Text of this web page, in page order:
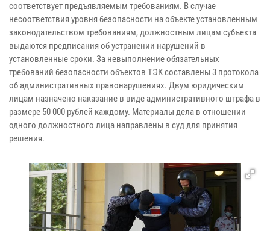
соответствует предъявляемым требованиям. В случае
несоответствия уровня безопасности на объекте установленным
законодательством требованиям, должностным лицам субъекта
выдаются предписания об устранении нарушений в
установленные сроки. За невыполнение обязательных
требований безопасности объектов ТЭК составлены 3 протокола
об административных правонарушениях. Двум юридическим
лицам назначено наказание в виде административного штрафа в
размере 50 000 рублей каждому. Материалы дела в отношении
одного должностного лица направлены в суд для принятия
решения.